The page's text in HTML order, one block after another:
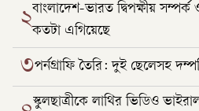
২বাংলাদেশ-ভারত দ্বিপক্ষীয়
কতটা এগিয়েছে
৩পর্নগ্রাফি তৈরি: দুই ছেলেসহ
স্কুলছাত্রীকে লাথির ভিডিও